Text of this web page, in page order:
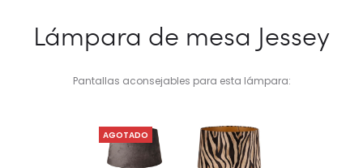
Lámpara de mesa Jessey
Pantallas aconsejables para esta lámpara:
AGOTADO